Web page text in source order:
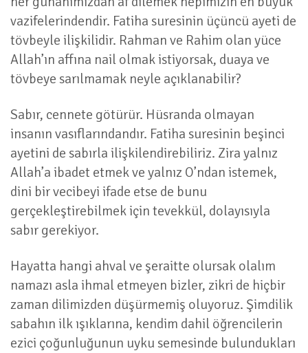
vazifelerindendir. Fatiha suresinin üçüncü ayeti de
tövbeyle ilişkilidir. Rahman ve Rahim olan yüce
Allah’ın affına nail olmak istiyorsak, duaya ve
tövbeye sarılmamak neyle açıklanabilir?
Sabır, cennete götürür. Hüsranda olmayan
insanın vasıflarındandır. Fatiha suresinin beşinci
ayetini de sabırla ilişkilendirebiliriz. Zira yalnız
Allah’a ibadet etmek ve yalnız O’ndan istemek,
dini bir vecibeyi ifade etse de bunu
gerçekleştirebilmek için tevekkül, dolayısıyla
sabır gerekiyor.
Hayatta hangi ahval ve şeraitte olursak olalım
namazı asla ihmal etmeyen bizler, zikri de hiçbir
zaman dilimizden düşürmemiş oluyoruz. Şimdilik
sabahın ilk ışıklarına, kendim dahil öğrencilerin
ezici çoğunluğunun uyku semesinde bulundukları